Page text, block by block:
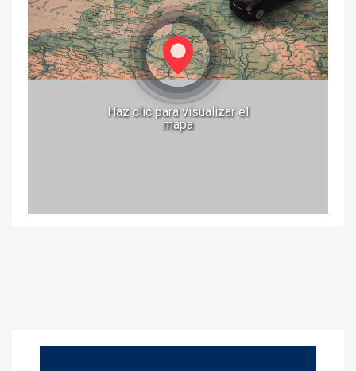
Haz clic para visualizar el
mapa